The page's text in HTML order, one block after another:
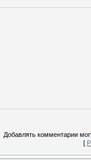
Добавлять комментарии
[